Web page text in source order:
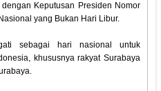
Keputusan Presiden Nomor
yang Bukan Hari Libur.
sebagai hari nasional untuk
khususnya rakyat Surabaya